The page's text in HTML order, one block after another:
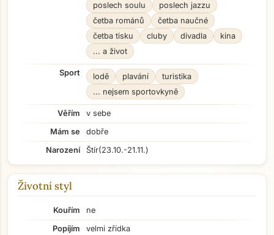
poslech soulu
poslech jazzu
četba románů
četba naučné
četba tisku
cluby divadla
kina
... a život
Sport lodě plavání
turistika
... nejsem sportovkyně
Věřím
v sebe
Mám se
dobře
Narození
Štír(23.10.-21.11.)
Životní styl
Kouřím
ne
Popíjím
velmi zřídka